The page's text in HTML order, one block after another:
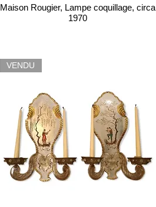
Maison Rougier, Lampe coquillage, circa
1970
VENDU